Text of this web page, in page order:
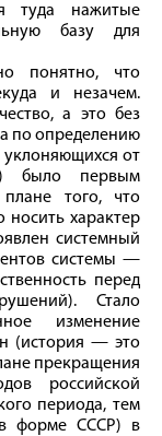
туда нажитые
базу для
понятно, что
и незачем.
а это без
по определению
уклоняющихся от
было первым
того, что
носить характер
системный
системы —
перед
Стало
изменение
(история — это
прекращения
российской
периода, тем
форме СССР) в